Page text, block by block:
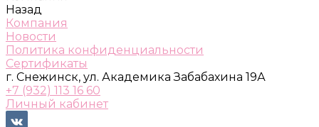
Назад
Компания
Новости
Политика конфиденциальности
Сертификаты
г. Снежинск, ул. Академика Забабахина 19А
+7 (932) 113 16 60
Личный кабинет